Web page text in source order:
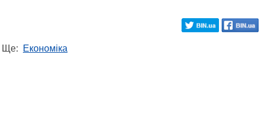
Ще: Економіка